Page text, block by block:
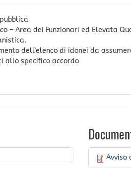
– Area dei Funzionari ed Elevata
dell’elenco di idonei da
allo specifico accordo
Avviso